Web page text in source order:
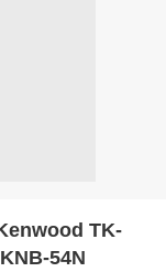
TK-
54N